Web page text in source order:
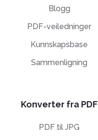
Blogg
PDF-veiledninger
Kunnskapsbase
Sammenligning
Konverter fra PDF
PDF til JPG